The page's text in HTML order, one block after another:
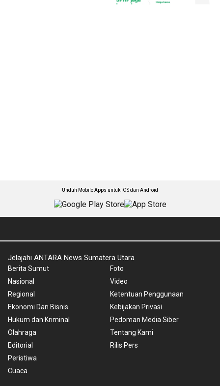
Unduh Mobile Apps untuk iOS dan Android
Jelajahi ANTARA News Sumatera Utara
Berita Sumut
Nasional
Regional
Ekonomi Dan Bisnis
Hukum dan Kriminal
Olahraga
Editorial
Peristiwa
Cuaca
Foto
Video
Ketentuan Penggunaan
Kebijakan Privasi
Pedoman Media Siber
Tentang Kami
Rilis Pers